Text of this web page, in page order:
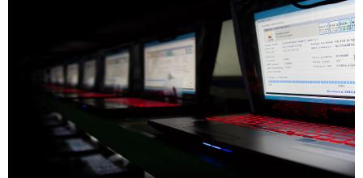
筆記型電腦螢幕轉軸